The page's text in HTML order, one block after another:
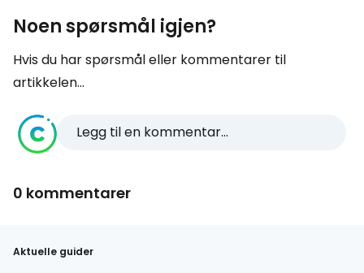
Noen spørsmål igjen?
Hvis du har spørsmål eller kommentarer til
artikkelen...
Legg til en kommentar...
0 kommentarer
Aktuelle guider